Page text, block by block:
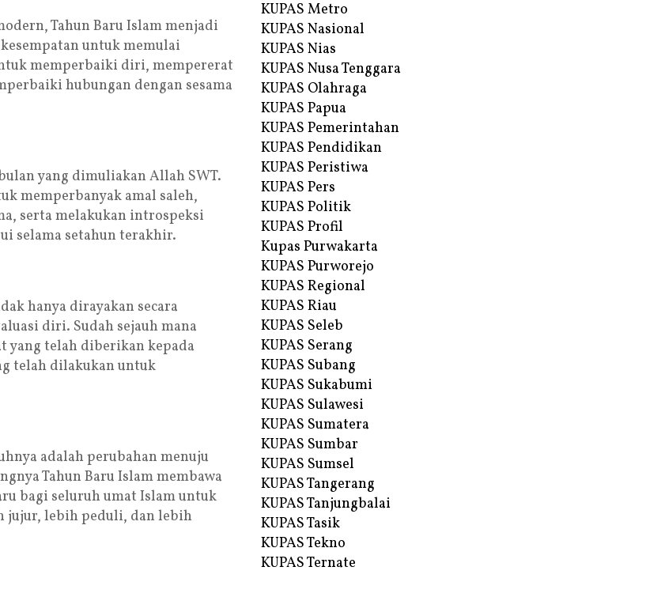
Tahun Baru Islam menjadi
untuk memulai
memperbaiki diri, mempererat
hubungan dengan sesama
yang dimuliakan Allah SWT.
memperbanyak amal saleh,
serta melakukan introspeksi
selama setahun terakhir.
hanya dirayakan secara
diri. Sudah sejauh mana
yang telah diberikan kepada
telah dilakukan untuk
adalah perubahan menuju
Tahun Baru Islam membawa
bagi seluruh umat Islam untuk
jujur, lebih peduli, dan lebih
KUPAS Metro
KUPAS Nasional
KUPAS Nias
KUPAS Nusa Tenggara
KUPAS Olahraga
KUPAS Papua
KUPAS Pemerintahan
KUPAS Pendidikan
KUPAS Peristiwa
KUPAS Pers
KUPAS Politik
KUPAS Profil
Kupas Purwakarta
KUPAS Purworejo
KUPAS Regional
KUPAS Riau
KUPAS Seleb
KUPAS Serang
KUPAS Subang
KUPAS Sukabumi
KUPAS Sulawesi
KUPAS Sumatera
KUPAS Sumbar
KUPAS Sumsel
KUPAS Tangerang
KUPAS Tanjungbalai
KUPAS Tasik
KUPAS Tekno
KUPAS Ternate